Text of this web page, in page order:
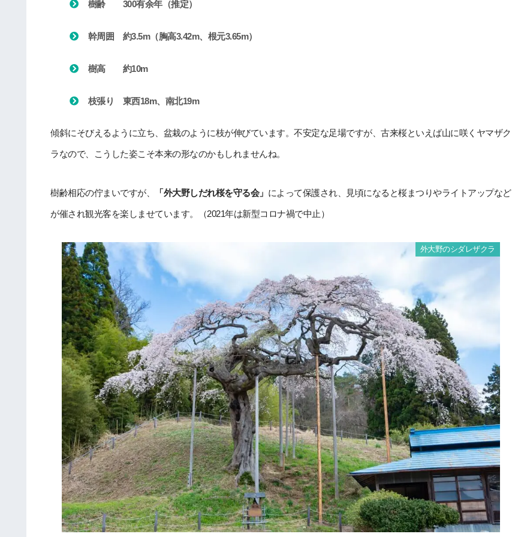
樹齢 300有余年（推定）
幹周囲 約3.5m（胸高3.42m、根元3.65m）
樹高 約10m
枝張り 東西18m、南北19m
傾斜にそびえるように立ち、盆栽のように枝が伸びています。不安定な足場ですが、古来桜といえば山に咲くヤマザク
ラなので、こうした姿こそ本来の形なのかもしれませんね。
樹齢相応の佇まいですが、 「外大野しだれ桜を守る会」 によって保護され、見頃になると桜まつりやライトアップなど
が催され観光客を楽しませています。（2021年は新型コロナ禍で中止）
外大野のシダレザクラ